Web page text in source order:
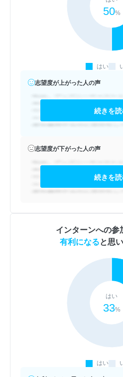
50%
はい
志望度が上がった人の声
続きを
志望度が下がった人の声
続きを
インターンへの参
有利になると思
はい
33%
はい